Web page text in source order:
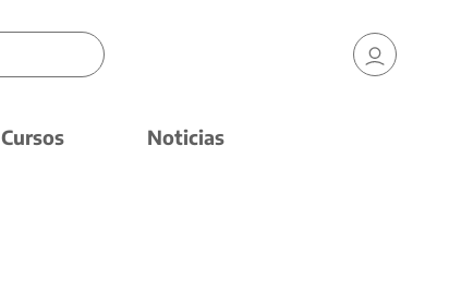
Cursos Noticias